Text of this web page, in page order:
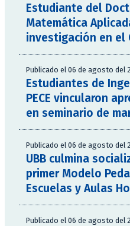
Estudiante del
Matemática
investigación en el
Publicado el 06 de agosto del
Estudiantes de
PECE vincularon
en seminario de
Publicado el 06 de agosto del
UBB culmina
primer Modelo
Escuelas y Aulas
Publicado el 06 de agosto del